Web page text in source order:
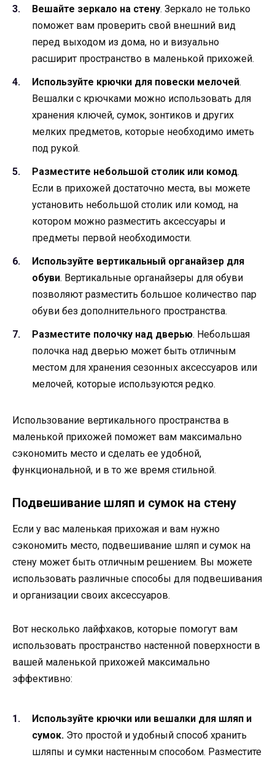
Вешайте зеркало на стену. Зеркало не только
поможет вам проверить свой внешний вид
перед выходом из дома, но и визуально
расширит пространство в маленькой прихожей.
Используйте крючки для повески мелочей.
Вешалки с крючками можно использовать для
хранения ключей, сумок, зонтиков и других
мелких предметов, которые необходимо иметь
под рукой.
Разместите небольшой столик или комод.
Если в прихожей достаточно места, вы можете
установить небольшой столик или комод, на
котором можно разместить аксессуары и
предметы первой необходимости.
Используйте вертикальный органайзер для
обуви. Вертикальные органайзеры для обуви
позволяют разместить большое количество пар
обуви без дополнительного пространства.
Разместите полочку над дверью. Небольшая
полочка над дверью может быть отличным
местом для хранения сезонных аксессуаров или
мелочей, которые используются редко.
Использование вертикального пространства в
маленькой прихожей поможет вам максимально
сэкономить место и сделать ее удобной,
функциональной, и в то же время стильной.
Подвешивание шляп и сумок на стену
Если у вас маленькая прихожая и вам нужно
сэкономить место, подвешивание шляп и сумок на
стену может быть отличным решением. Вы можете
использовать различные способы для подвешивания
и организации своих аксессуаров.
Вот несколько лайфхаков, которые помогут вам
использовать пространство настенной поверхности в
вашей маленькой прихожей максимально
эффективно:
Используйте крючки или вешалки для шляп и
сумок. Это простой и удобный способ хранить
шляпы и сумки настенным способом. Разместите